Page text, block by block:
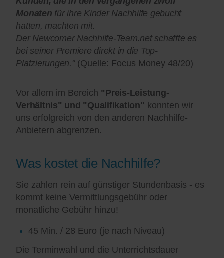
Monaten für ihre Kinder Nachhilfe gebucht
hatten, machten mit.
Der Newcomer Nachhilfe-Team.net schaffte es
bei seiner Premiere direkt in die Top-
Platzierungen."(Quelle: Focus Money 48/20)
Vor allem im Bereich "Preis-Leistung-
Verhältnis" und "Qualifikation" konnten wir
uns erfolgreich von den anderen Nachhilfe-
Anbietern abgrenzen.
Was kostet die Nachhilfe?
Sie zahlen rein auf günstiger Stundenbasis - es
kommt keine Vermittlungsgebühr oder
monatliche Gebühr hinzu!
45 Min. / 28 Euro (je nach Niveau)
Die Terminwahl und die Unterrichtsdauer